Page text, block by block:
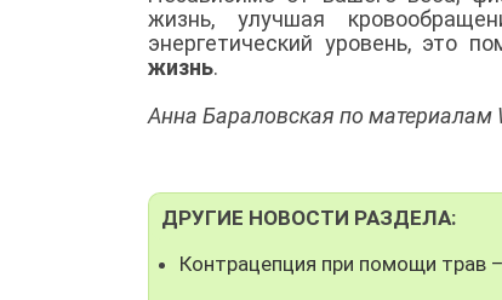
жизнь, улучшая
энергетический уровень, это
жизнь.
Анна Бараловская по материалам
ДРУГИЕ НОВОСТИ РАЗДЕЛА:
Контрацепция при помощи трав